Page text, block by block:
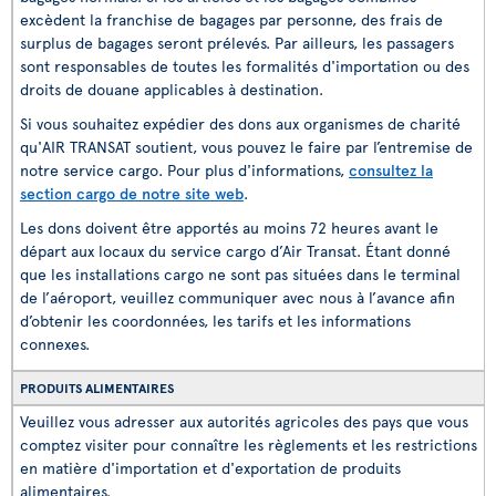
excèdent la franchise de bagages par personne, des frais de
surplus de bagages seront prélevés. Par ailleurs, les passagers
sont responsables de toutes les formalités d'importation ou des
droits de douane applicables à destination.
Si vous souhaitez expédier des dons aux organismes de charité
qu'AIR TRANSAT soutient, vous pouvez le faire par l’entremise de
notre service cargo. Pour plus d'informations, consultez la
section cargo de notre site web.
Les dons doivent être apportés au moins 72 heures avant le
départ aux locaux du service cargo d’Air Transat. Étant donné
que les installations cargo ne sont pas situées dans le terminal
de l’aéroport, veuillez communiquer avec nous à l’avance afin
d’obtenir les coordonnées, les tarifs et les informations
connexes.
PRODUITS ALIMENTAIRES
Veuillez vous adresser aux autorités agricoles des pays que vous
comptez visiter pour connaître les règlements et les restrictions
en matière d'importation et d'exportation de produits
alimentaires.